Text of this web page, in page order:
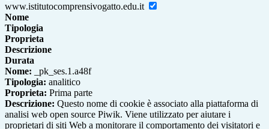
www.istitutocomprensivogatto.edu.it
Nome
Tipologia
Proprieta
Descrizione
Durata
Nome: _pk_ses.1.a48f
Tipologia: analitico
Proprieta: Prima parte
Descrizione: Questo nome di cookie è associato alla piattaforma di
analisi web open source Piwik. Viene utilizzato per aiutare i
proprietari di siti Web a monitorare il comportamento dei visitatori e